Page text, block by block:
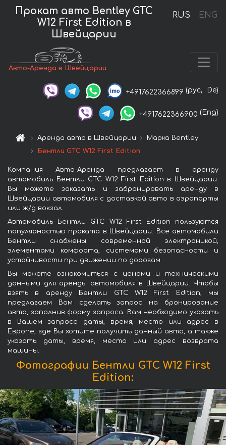
RUS ENG
Прокат авто Bentley GTC
W12 First Edition в
Швейцарии
Авто-Аренда в Швейцарии
+4917622366899 (рус, De)
+4917622366900 (Eng)
Аренда авто в Швейцарии
Марка Bentley
Бентли GTC W12 First Edition
Компания Авто-Аренда предлагает в аренду
автомобиль Бентли GTC W12 First Edition в Швейцарии.
Вы можете заказать и забронировать аренду в
Швейцарии автомобиля с доставкой авто в аэропорты
или ж/д вокзал.
Автомобиль Бентли GTC W12 First Edition пользуются
популярностью проката в Швейцарии. Все автомобили
Бентли снабжены современной электроникой,
элементами комфорта, системами безопасности и
устойчивости при движении по дорогам.
Вы можете ознакомиться с ценами и техническими
данными для аренды автомобиля в Швейцарии. Чтобы
взять в аренду Бентли GTC W12 First Edition, мы
предлагаем Вам сделать запрос на бронирование
авто, заполнив форму запроса. Вам необходимо указать
в Вашем запросе даты, время, место или адрес в
Европе, где Вы хотите получить данный авто, а также
указать даты, время, место или адрес возврата
машины.
Фотографии Бентли GTC W12 First
Edition: